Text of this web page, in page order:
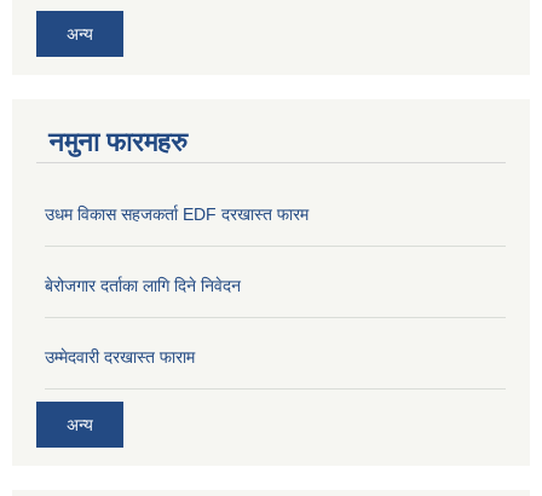
अन्य
नमुना फारमहरु
उधम विकास सहजकर्ता EDF दरखास्त फारम
बेरोजगार दर्ताका लागि दिने निवेदन
उम्मेदवारी दरखास्त फाराम
अन्य